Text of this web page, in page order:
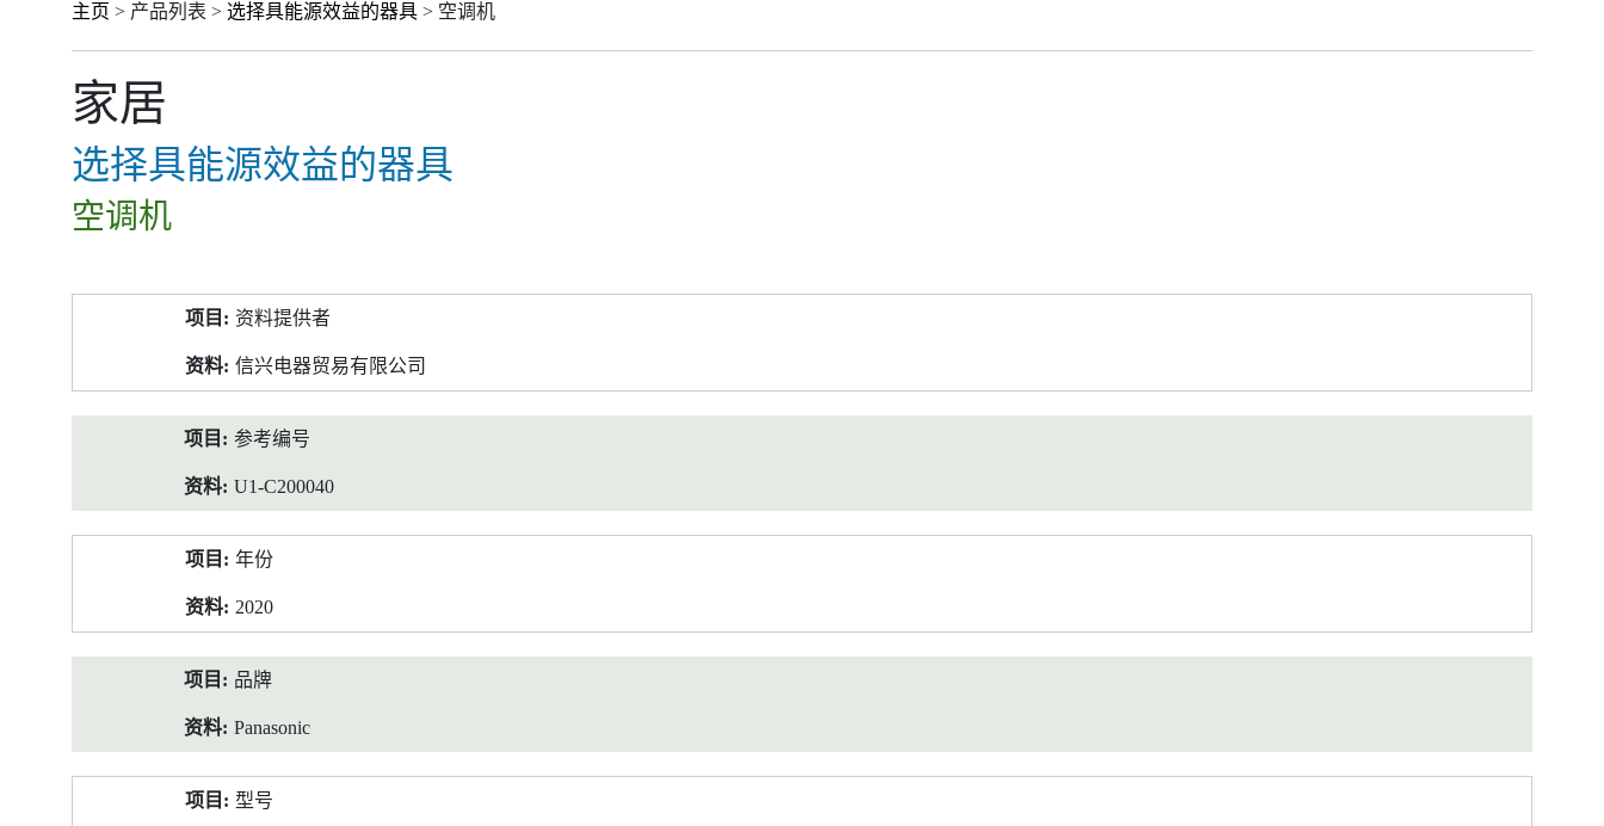
主页 > 产品列表 > 选择具能源效益的器具 > 空调机
家居
选择具能源效益的器具
空调机
料
资料提供者
信兴电器贸易有限公司
参考编号
U1-C200040
年份
2020
品牌
Panasonic
型号